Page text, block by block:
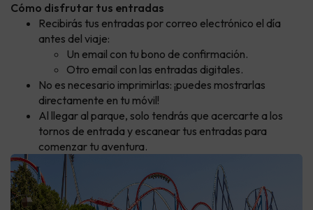
Cómo disfrutar tus entradas
Recibirás tus entradas por correo electrónico el día
antes del viaje:
Un email con tu bono de confirmación.
Otro email con las entradas digitales.
No es necesario imprimirlas: ¡puedes mostrarlas
directamente en tu móvil!
Al llegar al parque, solo tendrás que acercarte a los
tornos de entrada y escanear tus entradas para
comenzar tu aventura.